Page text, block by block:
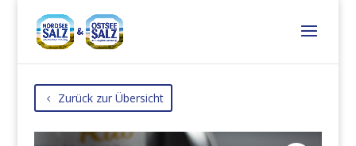
Zurück zur Übersicht